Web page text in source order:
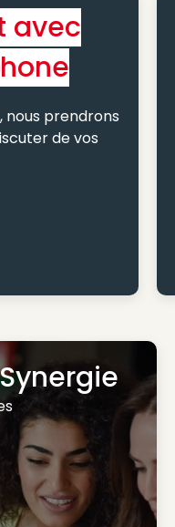
avec
prendrons
de vos